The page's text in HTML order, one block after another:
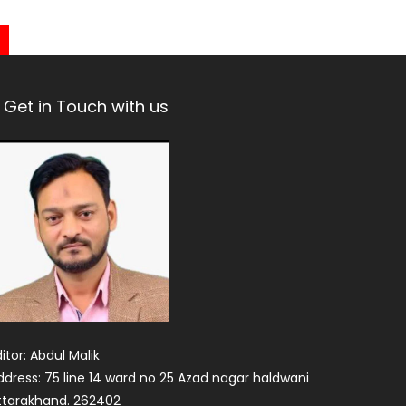
Get in Touch with us
Abdul Malik
75 line 14 ward no 25 Azad nagar haldwani
262402